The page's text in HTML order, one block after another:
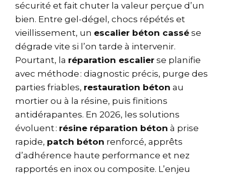
sécurité et fait chuter la valeur perçue d’un
bien. Entre gel-dégel, chocs répétés et
vieillissement, un escalier béton cassé se
dégrade vite si l’on tarde à intervenir.
Pourtant, la réparation escalier se planifie
avec méthode : diagnostic précis, purge des
parties friables, restauration béton au
mortier ou à la résine, puis finitions
antidérapantes. En 2026, les solutions
évoluent : résine réparation béton à prise
rapide, patch béton renforcé, apprêts
d’adhérence haute performance et nez
rapportés en inox ou composite. L’enjeu